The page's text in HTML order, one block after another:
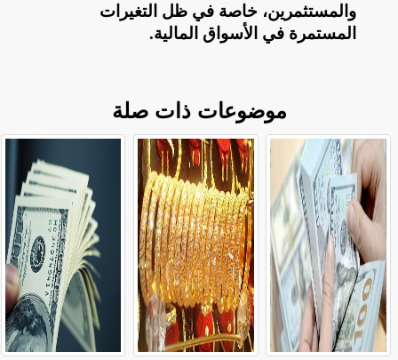
والمستثمرين، خاصة في ظل التغيرات
المستمرة في الأسواق المالية.
موضوعات ذات صلة